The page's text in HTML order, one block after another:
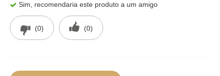
Sim, recomendaria este produto a um amigo
(0) (0)